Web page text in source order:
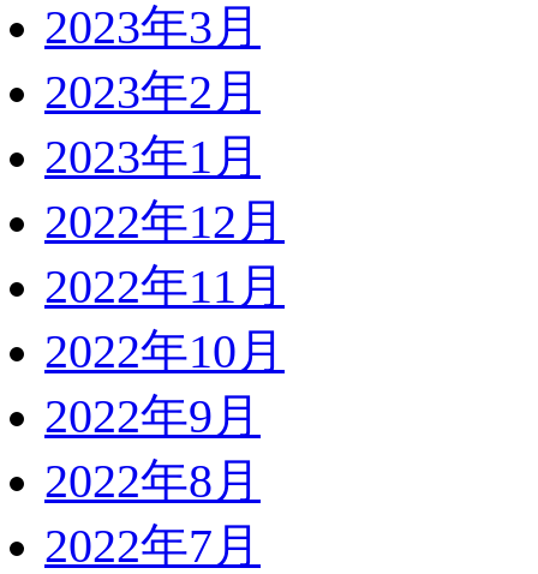
2023年3月
2023年2月
2023年1月
2022年12月
2022年11月
2022年10月
2022年9月
2022年8月
2022年7月